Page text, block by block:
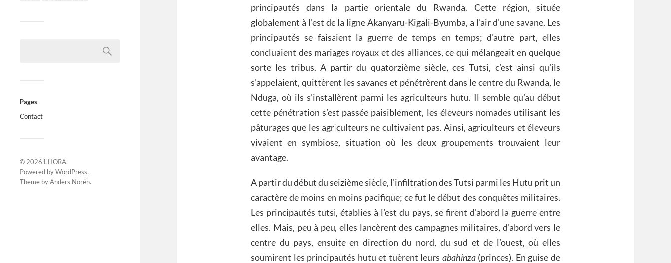
Pages
Contact
© 2026 L'HORA.
Powered byWordPress.
Theme byAnders Norén.
principautés dans la partie orientale du Rwanda. Cette région, située
globalement à l’est de la ligne Akanyaru-Kigali-Byumba, a l’air d’une savane. Les
principautés se faisaient la guerre de temps en temps; d’autre part, elles
concluaient des mariages royaux et des alliances, ce qui mélangeait en quelque
sorte les tribus. A partir du quatorzième siècle, ces Tutsi, c’est ainsi qu’ils
s’appelaient, quittèrent les savanes et pénétrèrent dans le centre du Rwanda, le
Nduga, où ils s’installèrent parmi les agriculteurs hutu. Il semble qu’au début
cette pénétration s’est passée paisiblement, les éleveurs nomades utilisant les
pâturages que les agriculteurs ne cultivaient pas. Ainsi, agriculteurs et éleveurs
vivaient en symbiose, situation où les deux groupements trouvaient leur
avantage.
A partir du début du seizième siècle, l’infiltration des Tutsi parmi les Hutu prit un
caractère de moins en moins pacifique; ce fut le début des conquêtes militaires.
Les principautés tutsi, établies à l’est du pays, se firent d’abord la guerre entre
elles. Mais, peu à peu, elles lancèrent des campagnes militaires, d’abord vers le
centre du pays, ensuite en direction du nord, du sud et de l’ouest, où elles
soumirent les principautés hutu et tuèrent leurs abahinza(princes). En guise de